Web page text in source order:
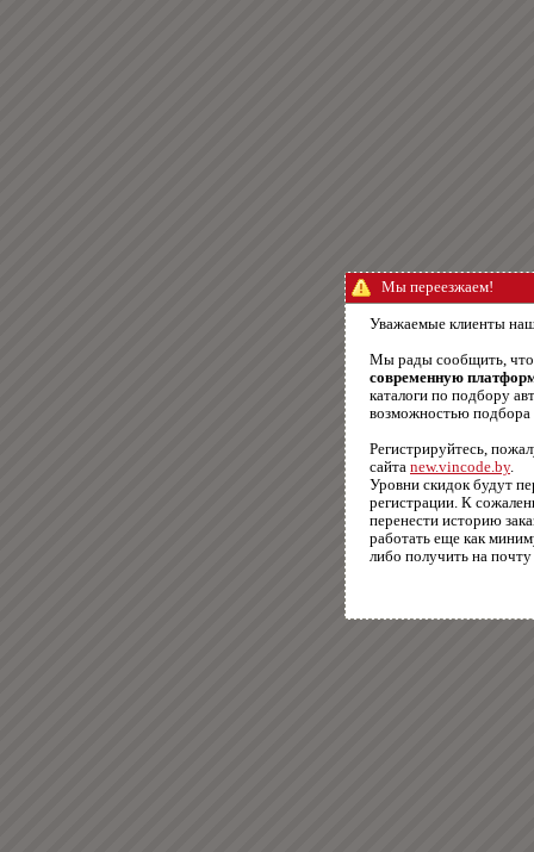
Мы переезжаем!
Уважаемые клиенты
Мы рады сообщить,
современную
каталоги по подбору
возможностью подбора
Регистрируйтесь,
сайта new.vincode.by.
Уровни скидок будут
регистрации. К
перенести историю
работать еще как
либо получить на